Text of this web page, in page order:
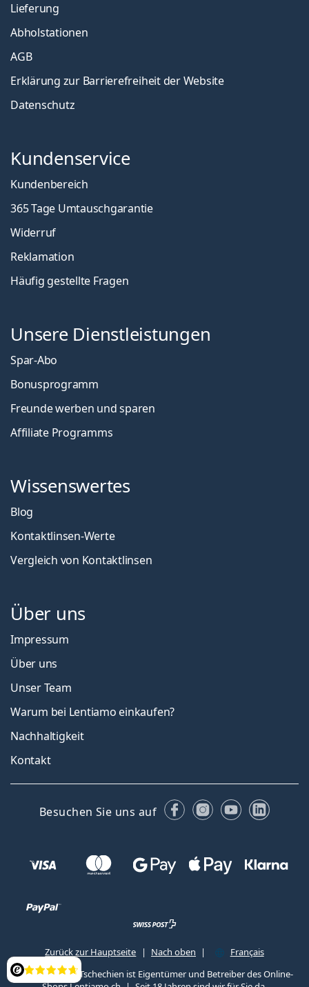
Bewertung
Lieferung
Abholstationen
AGB
Erklärung zur Barrierefreiheit der Website
Datenschutz
Kundenservice
Kundenbereich
365 Tage Umtauschgarantie
Widerruf
Reklamation
Häufig gestellte Fragen
Unsere Dienstleistungen
Spar-Abo
Bonusprogramm
Freunde werben und sparen
Affiliate Programms
Wissenswertes
Blog
Kontaktlinsen-Werte
Vergleich von Kontaktlinsen
Über uns
Impressum
Über uns
Unser Team
Warum bei Lentiamo einkaufen?
Nachhaltigkeit
Kontakt
Besuchen Sie uns auf FacebookInstagram
YouTube
Zurück zur Hauptseite Nach oben
Français
Lentiamo s.r.o., Tschechien ist Eigentümer und Betreiber des Online-